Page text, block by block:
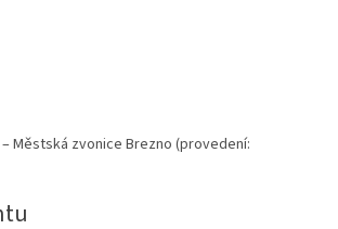
Městská zvonice Brezno (provedení: